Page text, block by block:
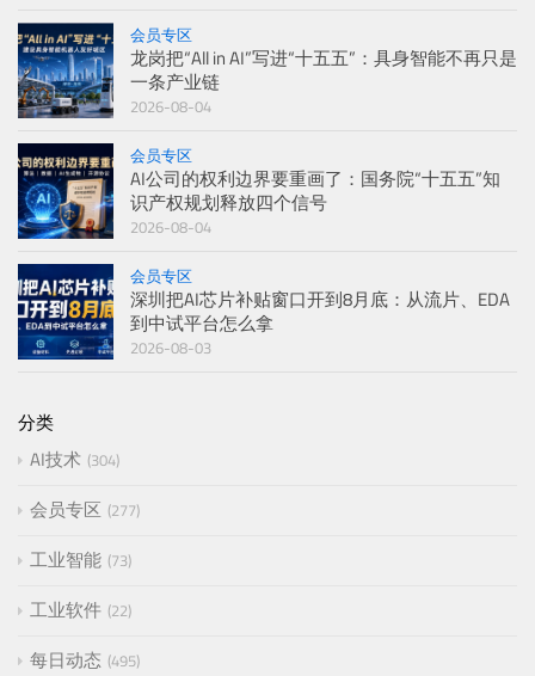
会员专区
龙岗把“All in AI”写进“十五五”：具身智能不再只是
一条产业链
2026-08-04
会员专区
AI公司的权利边界要重画了：国务院“十五五”知
识产权规划释放四个信号
2026-08-04
会员专区
深圳把AI芯片补贴窗口开到8月底：从流片、EDA
到中试平台怎么拿
2026-08-03
分类
AI技术 304
会员专区 277
工业智能 73
工业软件 22
每日动态 495